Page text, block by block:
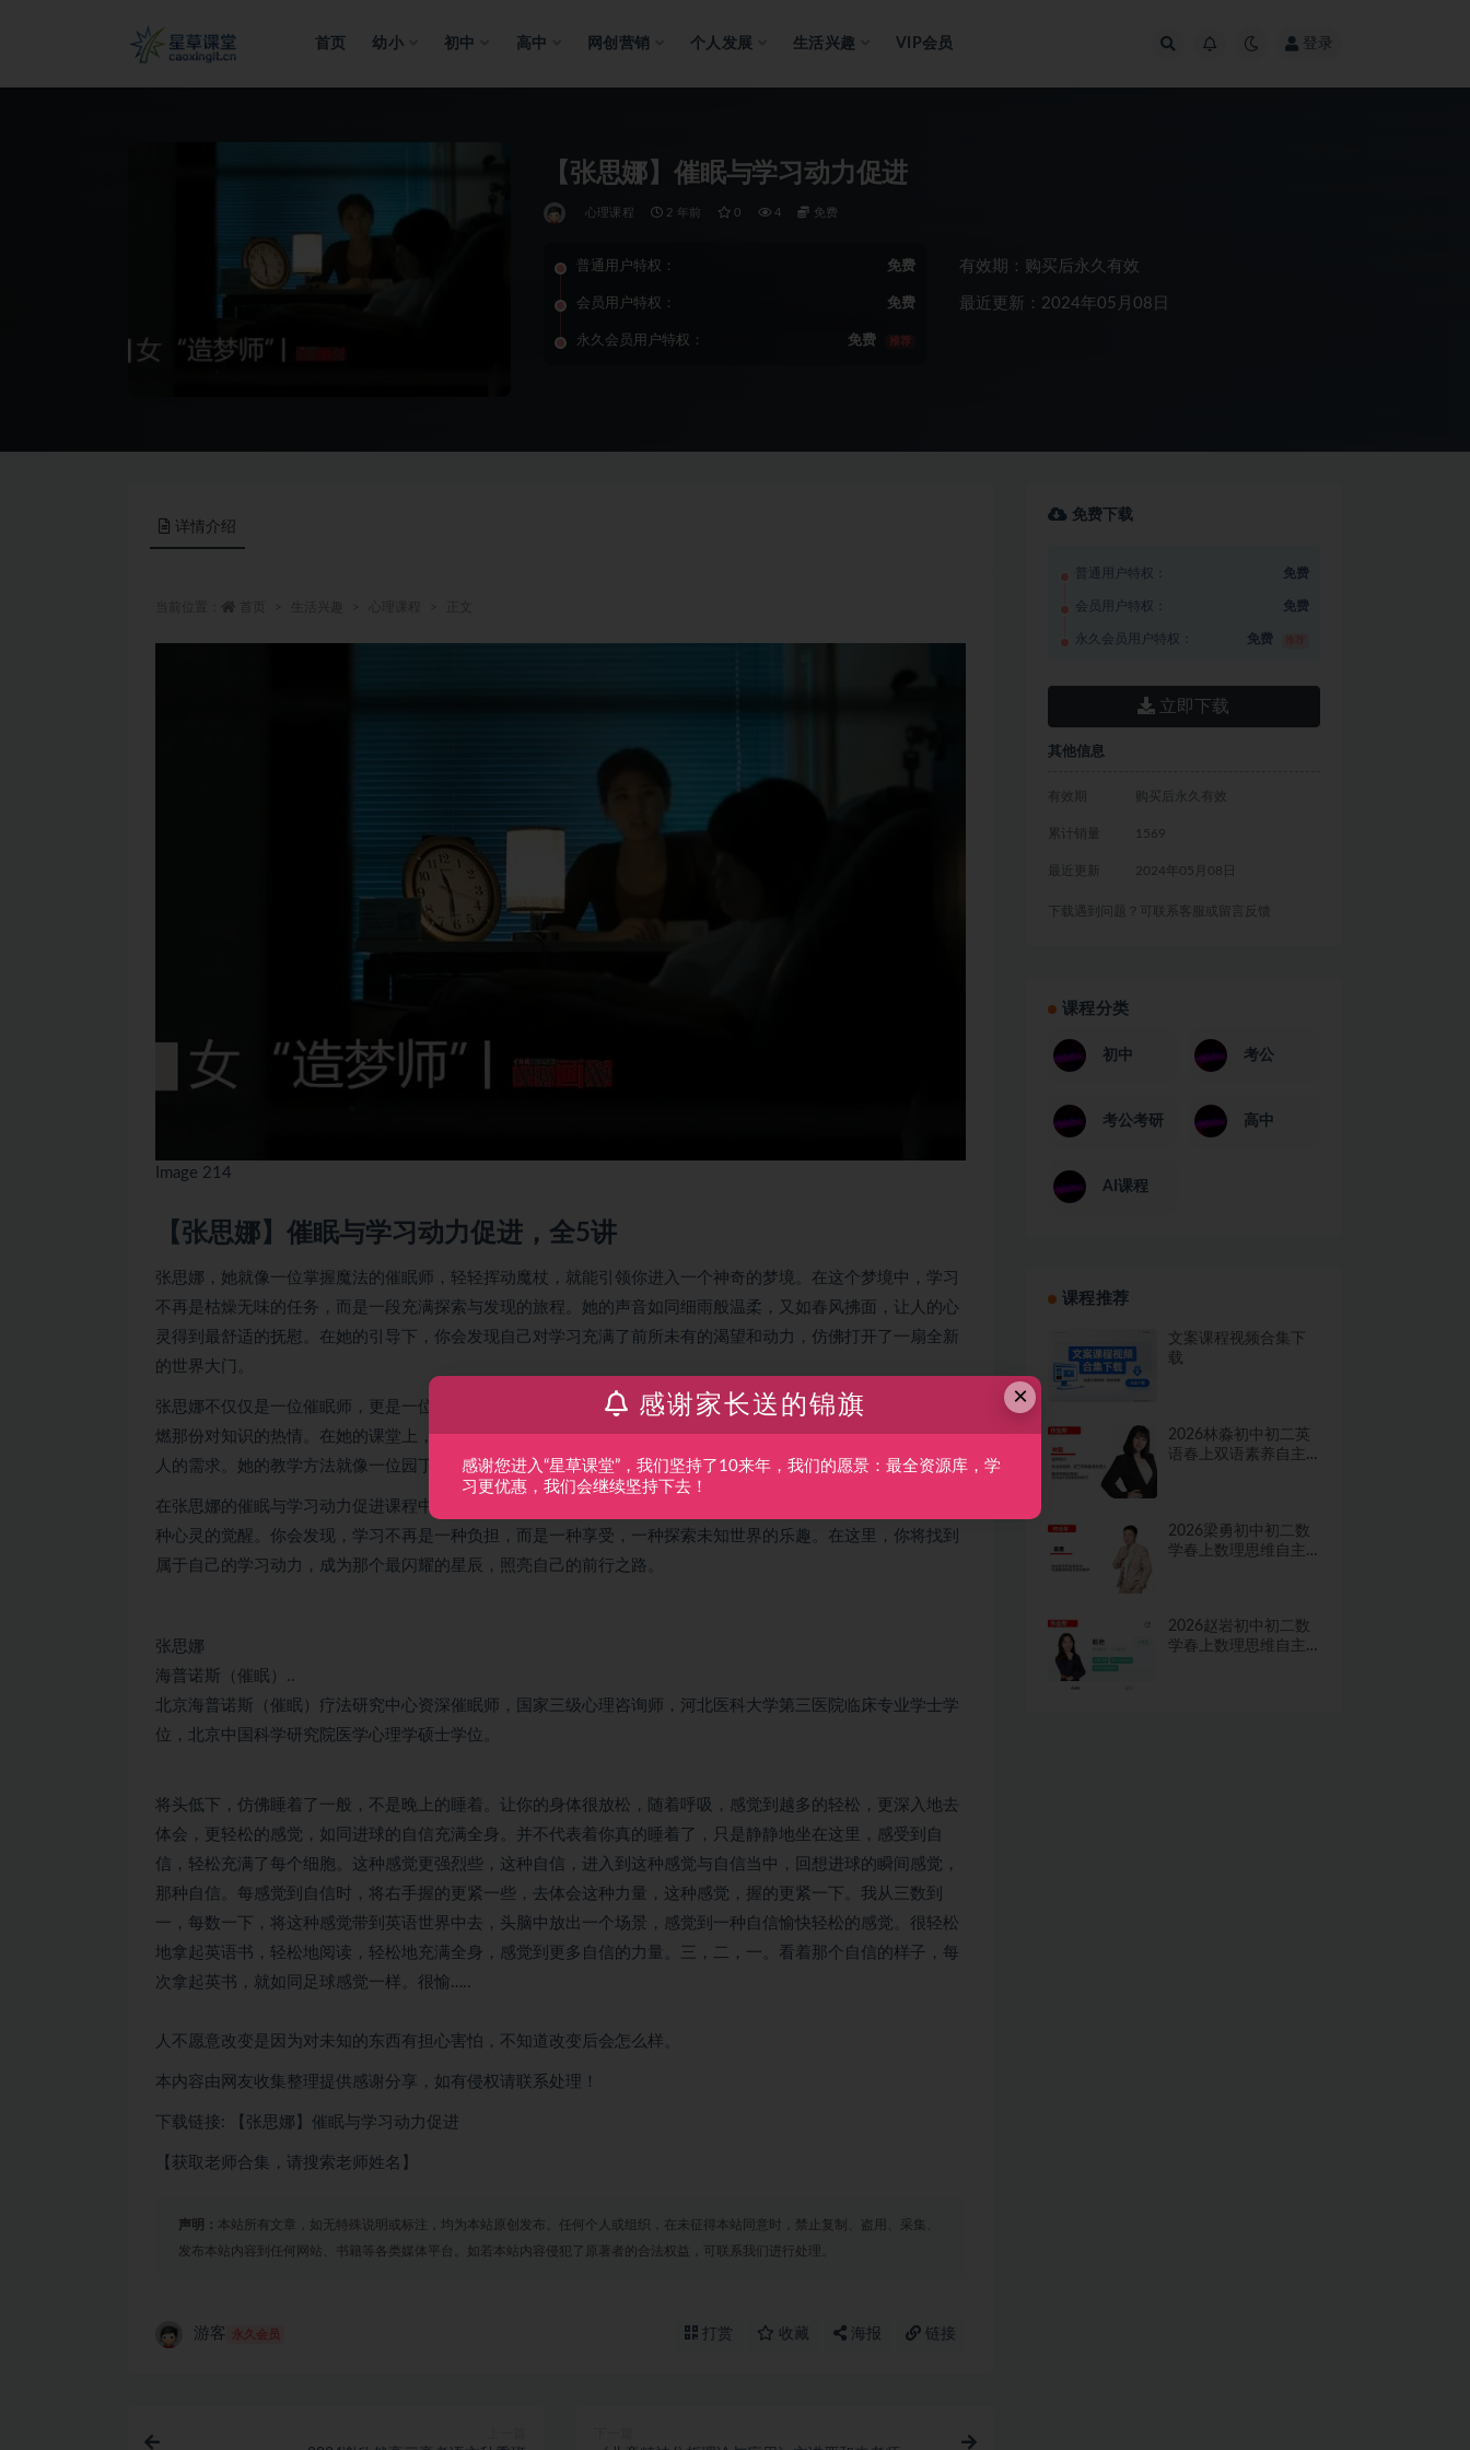
首页 幼小 初中 高中 网创营销 个人发展 生活兴趣 VIP会员 登录
【张思娜】催眠与学习动力促进
心理课程 2 年前 0 4 免费
普通用户特权： 免费
会员用户特权： 免费
永久会员用户特权： 免费 推荐
有效期：购买后永久有效
最近更新：2024年05月08日
详情介绍
Image 214
【张思娜】催眠与学习动力促进，全5讲
张思娜，她就像一位掌握魔法的催眠师，轻轻挥动魔杖，就能引领你进入一个神奇的梦境。在这个梦境中，学习
不再是枯燥无味的任务，而是一段充满探索与发现的旅程。她的声音如同细雨般温柔，又如春风拂面，让人的心
灵得到最舒适的抚慰。在她的引导下，你会发现自己对学习充满了前所未有的渴望和动力，仿佛打开了一扇全新
的世界大门。
张思娜不仅仅是一位催眠师，更是一位心灵的导师。她懂得如何捕捉每个人内心深处的渴望，用她独特的方式点
燃那份对知识的热情。在她的课堂上，每个人都是一个独立的个体，她尊重每一个人的差异，用心去感受每一个
人的需求。她的教学方法就像一位园丁，精心呵护着每一颗求知的种子，让它们在自己的节奏中茁壮成长。
在张思娜的催眠与学习动力促进课程中，你将体验到一种全新的学习方式。这不仅仅是一种技能的提升，更是一
种心灵的觉醒。你会发现，学习不再是一种负担，而是一种享受，一种探索未知世界的乐趣。在这里，你将找到
属于自己的学习动力，成为那个最闪耀的星辰，照亮自己的前行之路。
张思娜
海普诺斯（催眠）..
北京海普诺斯（催眠）疗法研究中心资深催眠师，国家三级心理咨询师，河北医科大学第三医院临床专业学士学
位，北京中国科学研究院医学心理学硕士学位。
将头低下，仿佛睡着了一般，不是晚上的睡着。让你的身体很放松，随着呼吸，感觉到越多的轻松，更深入地去
体会，更轻松的感觉，如同进球的自信充满全身。并不代表着你真的睡着了，只是静静地坐在这里，感受到自
信，轻松充满了每个细胞。这种感觉更强烈些，这种自信，进入到这种感觉与自信当中，回想进球的瞬间感觉，
那种自信。每感觉到自信时，将右手握的更紧一些，去体会这种力量，这种感觉，握的更紧一下。我从三数到
一，每数一下，将这种感觉带到英语世界中去，头脑中放出一个场景，感觉到一种自信愉快轻松的感觉。很轻松
地拿起英语书，轻松地阅读，轻松地充满全身，感觉到更多自信的力量。三，二，一。看着那个自信的样子，每
次拿起英书，就如同足球感觉一样。很愉…..
人不愿意改变是因为对未知的东西有担心害怕，不知道改变后会怎么样。
本内容由网友收集整理提供感谢分享，如有侵权请联系处理！
下载链接: 【张思娜】催眠与学习动力促进
【获取老师合集，请搜索老师姓名】
声明： 本站所有文章，如无特殊说明或标注，均为本站原创发布。任何个人或组织，在未征得本站同意时，禁止复制、盗用、采集、
发布本站内容到任何网站、书籍等各类媒体平台。如若本站内容侵犯了原著者的合法权益，可联系我们进行处理。
游客 永久会员 打赏 收藏 海报 链接
免费下载
普通用户特权： 免费
会员用户特权： 免费
永久会员用户特权： 免费
立即下载
其他信息
有效期 购买后永久有效
累计销量 1569
最近更新 2024年05月08日
下载遇到问题？可联系客服或留言反馈
课程分类
初中 考公
考公考研 高中
AI课程
课程推荐
文案课程视频合集下
载
2026林淼初中初二英
语春上双语素养自主
2026梁勇初中初二数
学春上数理思维自主
2026赵岩初中初二数
学春上数理思维自主
×
感谢家长送的锦旗
感谢您进入“星草课堂”，我们坚持了10来年，我们的愿景：最全资源库，学
习更优惠，我们会继续坚持下去！